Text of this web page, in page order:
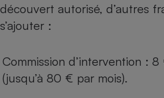
découvert autorisé, d’autres
s’ajouter :
Commission d’intervention :
(jusqu’à 80 € par mois).